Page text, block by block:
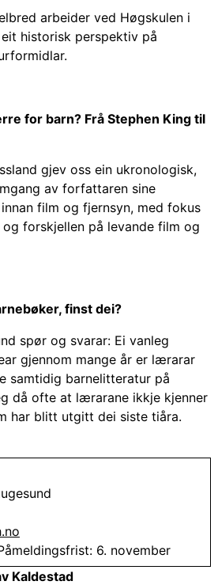
arbeider ved Høgskulen i
historisk perspektiv på
for barn? Frå Stephen King til
gjev oss ein ukronologisk,
av forfattaren sine
film og fjernsyn, med fokus
forskjellen på levande film og
finst dei?
spør og svarar: Ei vanleg
gjennom mange år er lærarar
samtidig barnelitteratur på
då ofte at lærarane ikkje kjenner
har blitt utgitt dei siste tiåra.
6. november
Kaldestad